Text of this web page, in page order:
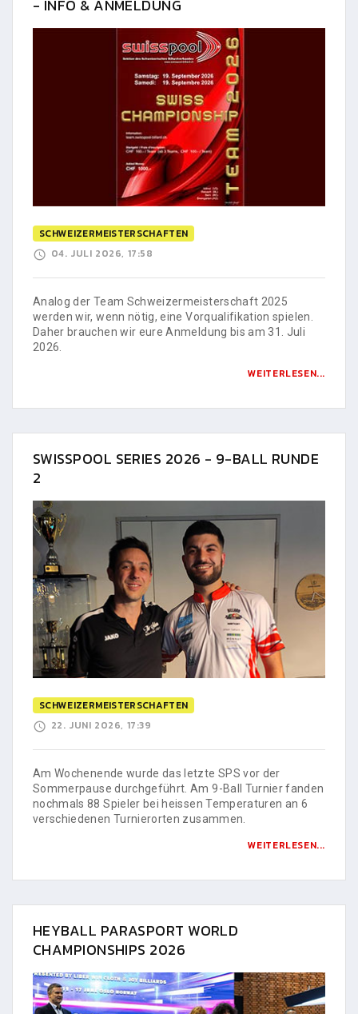
- INFO & ANMELDUNG
SCHWEIZERMEISTERSCHAFTEN
04. JULI 2026, 17:58
Analog der Team Schweizermeisterschaft 2025
werden wir, wenn nötig, eine Vorqualifikation spielen.
Daher brauchen wir eure Anmeldung bis am 31. Juli
2026.
WEITERLESEN...
SWISSPOOL SERIES 2026 - 9-BALL RUNDE
2
SCHWEIZERMEISTERSCHAFTEN
22. JUNI 2026, 17:39
Am Wochenende wurde das letzte SPS vor der
Sommerpause durchgeführt. Am 9-Ball Turnier fanden
nochmals 88 Spieler bei heissen Temperaturen an 6
verschiedenen Turnierorten zusammen.
WEITERLESEN...
HEYBALL PARASPORT WORLD
CHAMPIONSHIPS 2026